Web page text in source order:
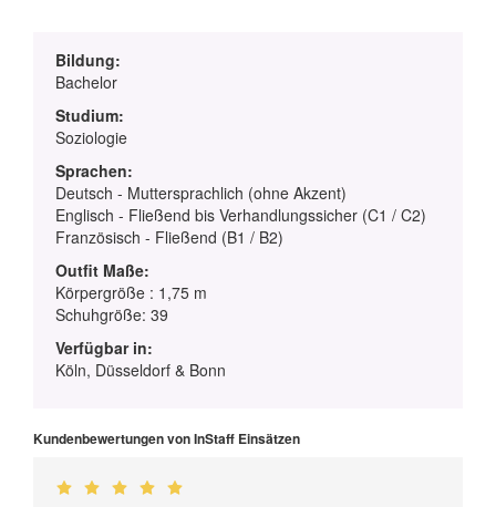
Bildung:
Bachelor
Studium:
Soziologie
Sprachen:
Deutsch - Muttersprachlich (ohne Akzent)
Englisch - Fließend bis Verhandlungssicher (C1 / C2)
Französisch - Fließend (B1 / B2)
Outfit Maße:
Körpergröße : 1,75 m
Schuhgröße: 39
Verfügbar in:
Köln, Düsseldorf & Bonn
Kundenbewertungen von InStaff Einsätzen